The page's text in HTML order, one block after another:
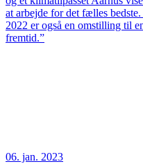
at arbejde for det fælles
2022 er også en omstilling til
fremtid.”
06. jan. 2023